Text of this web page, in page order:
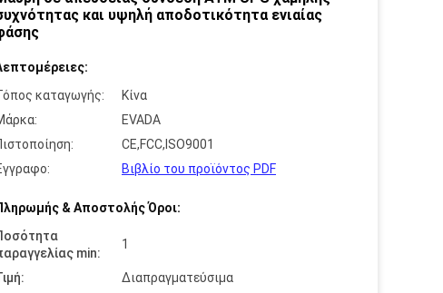
και υψηλή αποδοτικότητα ενιαίας
καταγωγής:
Κίνα
EVADA
CE,FCC,ISO9001
Βιβλίο του προϊόντος PDF
& Αποστολής Όροι:
min:
1
Διαπραγματεύσιμα